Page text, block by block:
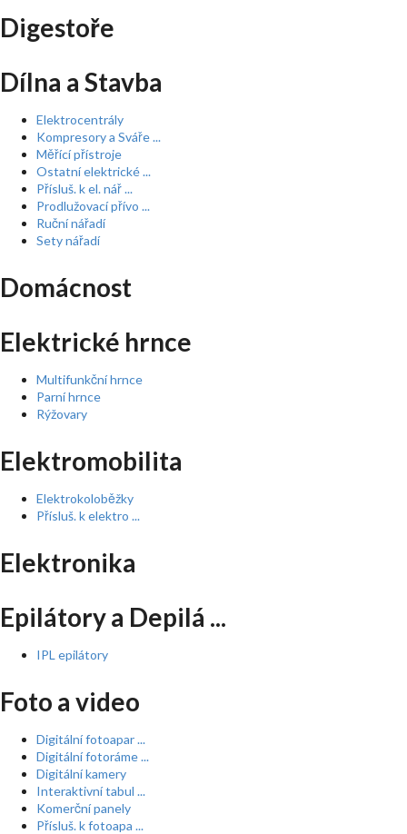
Digestoře
Dílna a Stavba
Elektrocentrály
Kompresory a Sváře ...
Měřící přístroje
Ostatní elektrické ...
Přísluš. k el. nář ...
Prodlužovací přívo ...
Ruční nářadí
Sety nářadí
Domácnost
Elektrické hrnce
Multifunkční hrnce
Parní hrnce
Rýžovary
Elektromobilita
Elektrokoloběžky
Přísluš. k elektro ...
Elektronika
Epilátory a Depilá ...
IPL epilátory
Foto a video
Digitální fotoapar ...
Digitální fotoráme ...
Digitální kamery
Interaktivní tabul ...
Komerční panely
Přísluš. k fotoapa ...